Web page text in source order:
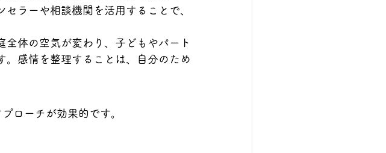
ラーや相談機関を活用することで、
体の空気が変わり、子どもやパート
。感情を整理することは、自分のため
ローチが効果的です。